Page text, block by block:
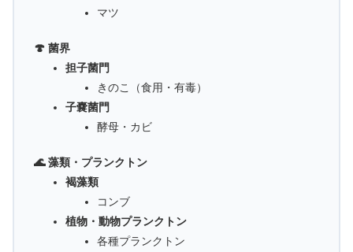
マツ
🍄 菌界
担子菌門
きのこ（食用・有毒）
子嚢菌門
酵母・カビ
🌊 藻類・プランクトン
褐藻類
コンブ
植物・動物プランクトン
各種プランクトン